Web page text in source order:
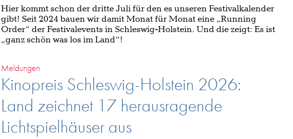
Hier kommt schon der dritte Juli für den es unseren Festivalkalender
gibt! Seit 2024 bauen wir damit Monat für Monat eine „Running
Order“ der Festivalevents in Schleswig-Holstein. Und die zeigt: Es ist
„ganz schön was los im Land“!
Meldungen
Kinopreis Schleswig-Holstein 2026:
Land zeichnet 17 herausragende
Lichtspielhäuser aus